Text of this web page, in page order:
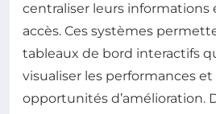
centraliser leurs informations
accès. Ces systèmes
tableaux de bord interactifs
visualiser les performances
opportunités d’amélioration.